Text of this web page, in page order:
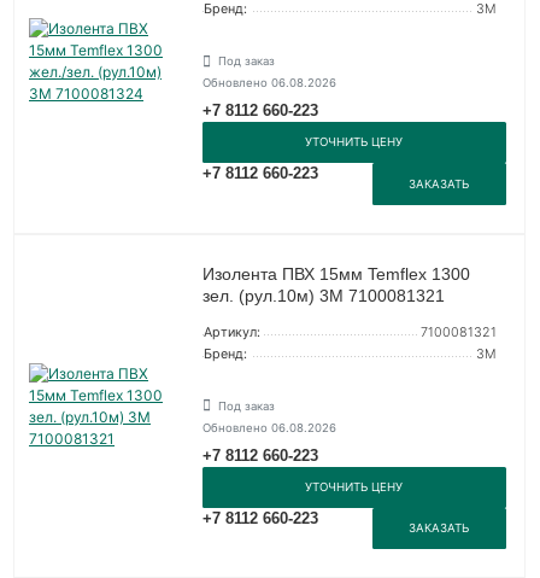
Бренд:
3М
Под заказ
Обновлено 06.08.2026
+7 8112 660-223
УТОЧНИТЬ ЦЕНУ
+7 8112 660-223
ЗАКАЗАТЬ
Изолента ПВХ 15мм Temflex 1300
зел. (рул.10м) 3М 7100081321
Артикул:
7100081321
Бренд:
3М
Под заказ
Обновлено 06.08.2026
+7 8112 660-223
УТОЧНИТЬ ЦЕНУ
+7 8112 660-223
ЗАКАЗАТЬ